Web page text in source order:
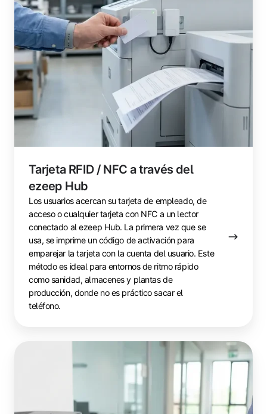
Tarjeta RFID / NFC a través del
ezeep Hub
Los usuarios acercan su tarjeta de empleado, de
acceso o cualquier tarjeta con NFC a un lector
conectado al ezeep Hub. La primera vez que se
usa, se imprime un código de activación para
emparejar la tarjeta con la cuenta del usuario. Este
método es ideal para entornos de ritmo rápido
como sanidad, almacenes y plantas de
producción, donde no es práctico sacar el
teléfono.